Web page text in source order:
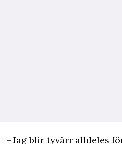
– Jag blir tyvärr alldeles